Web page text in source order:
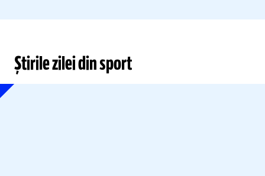
Știrile zilei din sport